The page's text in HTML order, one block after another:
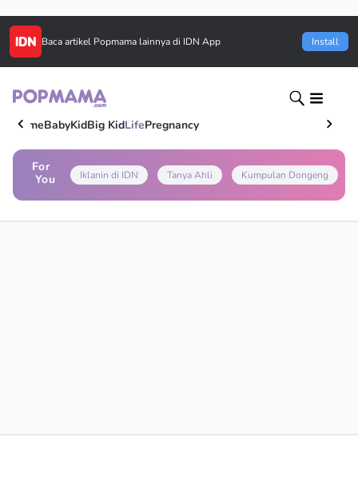
Baca artikel Popmama lainnya di IDN App Install
HomeBabyKidBig KidLifePregnancy
For
You
Iklanin di IDN Tanya Ahli Kumpulan Dongeng